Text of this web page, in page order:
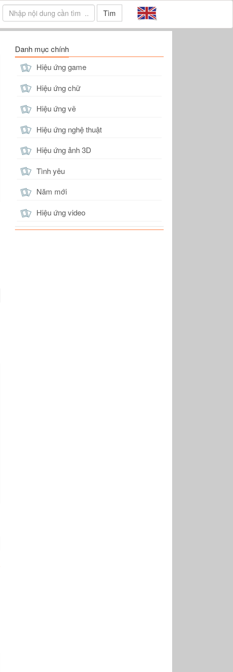
Tìm
Danh mục chính
Hiệu ứng game
Hiệu ứng chữ
Hiệu ứng vẽ
Hiệu ứng nghệ thuật
Hiệu ứng ảnh 3D
Tình yêu
Năm mới
Hiệu ứng video